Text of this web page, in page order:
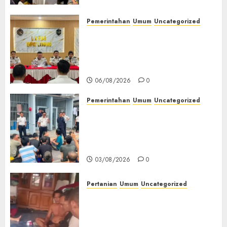
Pemerintahan Umum Uncategorized
06/08/2026 0
Pemerintahan Umum Uncategorized
03/08/2026 0
Pertanian Umum Uncategorized